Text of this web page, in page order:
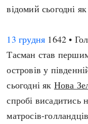
відомий сьогодні
13 грудня 1642 •
Тасман став
островів у
сьогодні як Нова
спробі висадитись
матросів-